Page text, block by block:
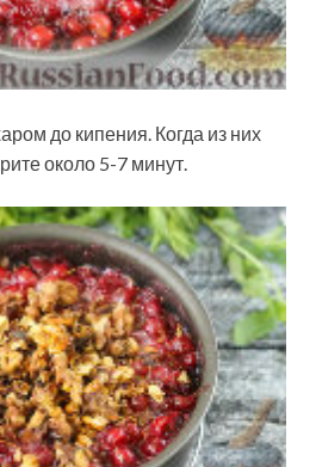
до кипения. Когда из них
около 5-7 минут.